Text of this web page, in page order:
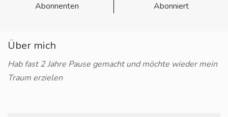
Abonnenten
Abonniert
Über mich
Hab fast 2 Jahre Pause gemacht und möchte wieder mein
Traum erzielen